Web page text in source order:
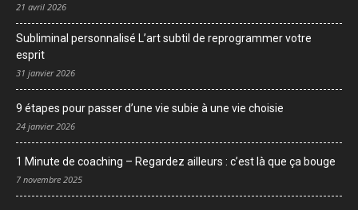
21 avril 2026
Subliminal personnalisé L’art subtil de reprogrammer votre
esprit
31 janvier 2026
9 étapes pour passer d’une vie subie à une vie choisie
24 janvier 2026
1 Minute de coaching – Regardez ailleurs : c’est là que ça bouge
7 novembre 2025